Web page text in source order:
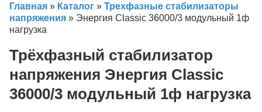
Главная » Каталог » Трехфазные стабилизаторы
напряжения » Энергия Classic 36000/3 модульный 1ф
нагрузка
Трёхфазный стабилизатор
напряжения Энергия Classic
36000/3 модульный 1ф нагрузка